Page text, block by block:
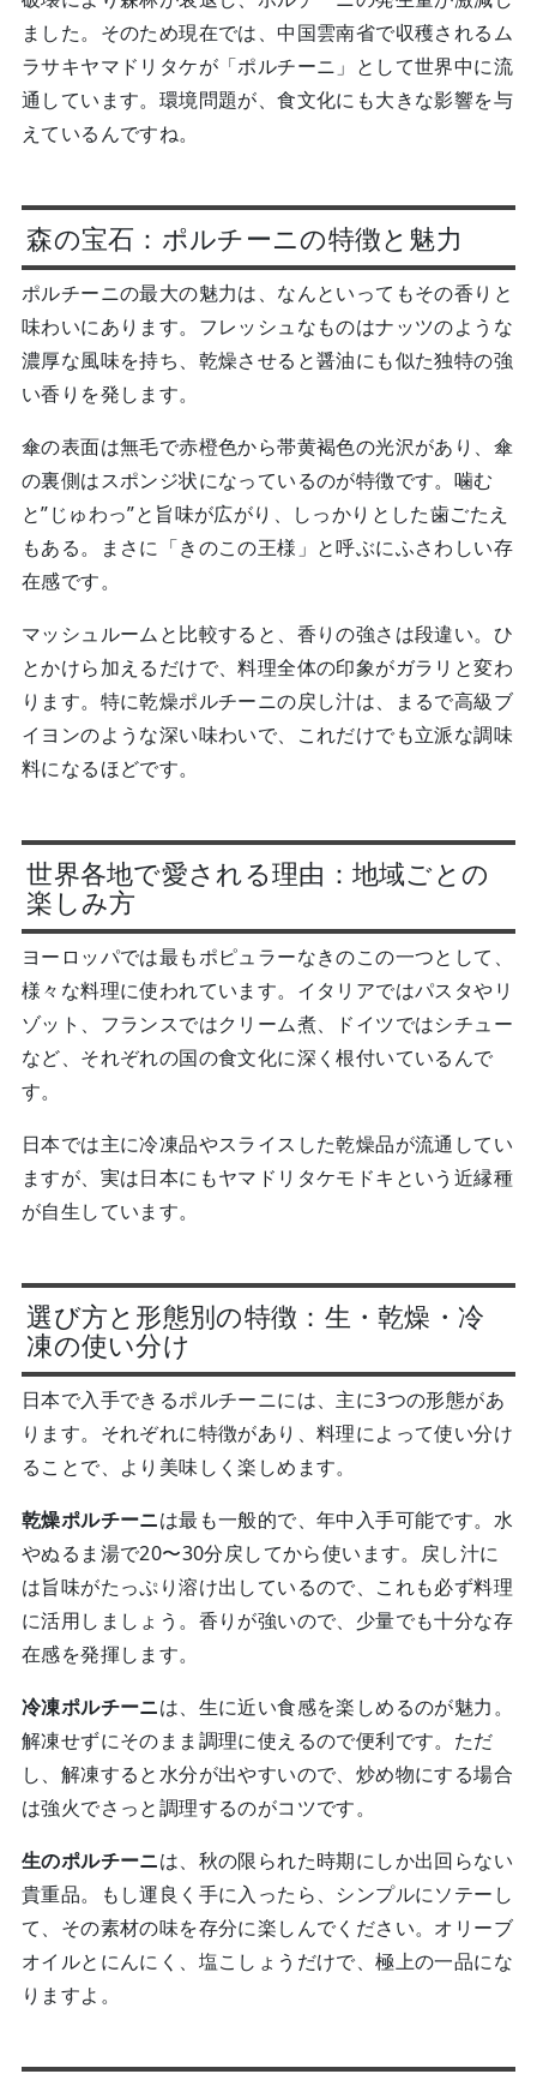
ました。そのため現在では、中国雲南省で収穫されるム
ラサキヤマドリタケが「ポルチーニ」として世界中に流
通しています。環境問題が、食文化にも大きな影響を与
えているんですね。
森の宝石：ポルチーニの特徴と魅力
ポルチーニの最大の魅力は、なんといってもその香りと
味わいにあります。フレッシュなものはナッツのような
濃厚な風味を持ち、乾燥させると醤油にも似た独特の強
い香りを発します。
傘の表面は無毛で赤橙色から帯黄褐色の光沢があり、傘
の裏側はスポンジ状になっているのが特徴です。噛む
と”じゅわっ”と旨味が広がり、しっかりとした歯ごたえ
もある。まさに「きのこの王様」と呼ぶにふさわしい存
在感です。
マッシュルームと比較すると、香りの強さは段違い。ひ
とかけら加えるだけで、料理全体の印象がガラリと変わ
ります。特に乾燥ポルチーニの戻し汁は、まるで高級ブ
イヨンのような深い味わいで、これだけでも立派な調味
料になるほどです。
世界各地で愛される理由：地域ごとの
楽しみ方
ヨーロッパでは最もポピュラーなきのこの一つとして、
様々な料理に使われています。イタリアではパスタやリ
ゾット、フランスではクリーム煮、ドイツではシチュー
など、それぞれの国の食文化に深く根付いているんで
す。
日本では主に冷凍品やスライスした乾燥品が流通してい
ますが、実は日本にもヤマドリタケモドキという近縁種
が自生しています。
選び方と形態別の特徴：生・乾燥・冷
凍の使い分け
日本で入手できるポルチーニには、主に3つの形態があ
ります。それぞれに特徴があり、料理によって使い分け
ることで、より美味しく楽しめます。
乾燥ポルチーニは最も一般的で、年中入手可能です。水
やぬるま湯で20〜30分戻してから使います。戻し汁に
は旨味がたっぷり溶け出しているので、これも必ず料理
に活用しましょう。香りが強いので、少量でも十分な存
在感を発揮します。
冷凍ポルチーニは、生に近い食感を楽しめるのが魅力。
解凍せずにそのまま調理に使えるので便利です。ただ
し、解凍すると水分が出やすいので、炒め物にする場合
は強火でさっと調理するのがコツです。
生のポルチーニは、秋の限られた時期にしか出回らない
貴重品。もし運良く手に入ったら、シンプルにソテーし
て、その素材の味を存分に楽しんでください。オリーブ
オイルとにんにく、塩こしょうだけで、極上の一品にな
りますよ。